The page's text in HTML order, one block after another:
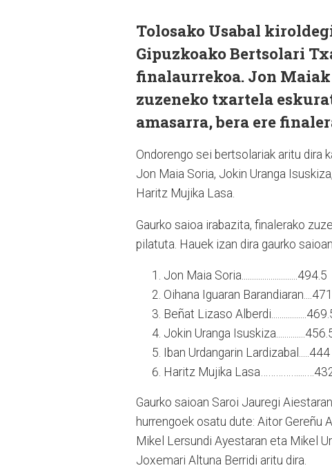
Tolosako Usabal
Gipuzkoako Bertsolari
finalaurrekoa. Jon
zuzeneko txartela
amasarra, bera ere
Ondorengo sei bertsolariak aritu dira
Jon Maia Soria, Jokin Uranga
Haritz Mujika Lasa.
Gaurko saioa irabazita, finalerako
pilatuta. Hauek izan dira gaurko
Jon Maia Soria...........................494.5
Oihana Iguaran Barandiaran....471
Beñat Lizaso
Jokin Uranga
Iban Urdangarin Lardizabal.....444
Haritz Mujika
Gaurko saioan Saroi Jauregi
hurrengoek osatu dute: Aitor Gereñu
Mikel Lersundi Ayestaran eta Mikel
Joxemari Altuna Berridi aritu dira.